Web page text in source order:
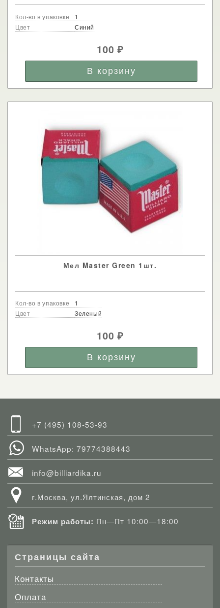
Кол-во в упаковке
1
Цвет
Синий
100₽
Мел Master Green 1шт.
Кол-во в упаковке
1
Цвет
Зеленый
100₽
+7 (495) 108-53-93
WhatsApp: 79774388443
info@billiardika.ru
г.Москва, ул.Ялтинская, дом 2
Режим работы: Пн—Пт 10:00—18:00
Страницы сайта
Контакты
Оплата